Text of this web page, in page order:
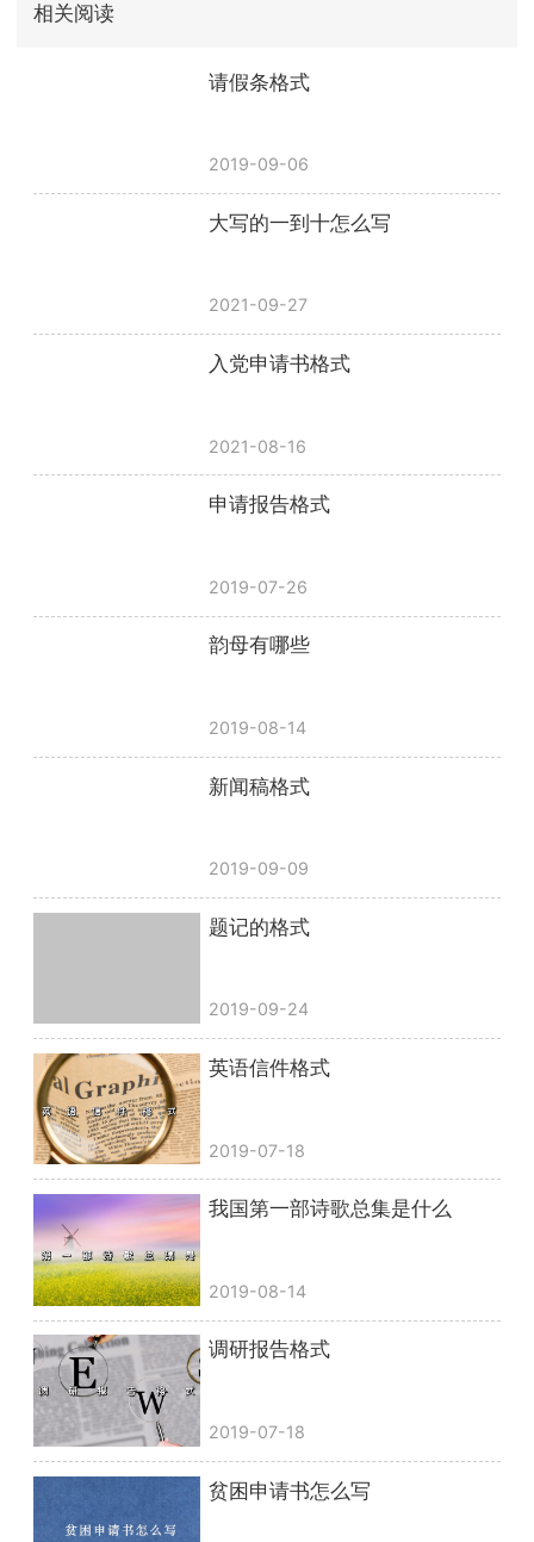
相关阅读
请假条格式
2019-09-06
大写的一到十怎么写
2021-09-27
入党申请书格式
2021-08-16
申请报告格式
2019-07-26
韵母有哪些
2019-08-14
新闻稿格式
2019-09-09
题记的格式
2019-09-24
英语信件格式
2019-07-18
我国第一部诗歌总集是什么
2019-08-14
调研报告格式
2019-07-18
贫困申请书怎么写